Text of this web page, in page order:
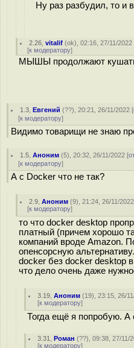
Ну раз разбудил, то и
2.26 ,vitalif (ok), 02:16, 27/11/2022
[к модератору]
МЫШЫ продолжают
1.3 ,Евгений (??), 20:21, 26/11/2022 [
[к модератору]
Видимо товарищи не знаю
1.5 ,Аноним (5), 20:32, 26/11/2022 [
[к модератору]
А с Docker что не так?
2.9 ,Аноним (9), 21:24, 26/11/
[к модератору]
то что docker desktop
платный (причем хорошо
компаний вроде Amazon.
опенсорсную
docker без docker desktop
что дело очень даже
3.19 ,Аноним (19), 23:15, 26/
[к модератору]
Тогда ещё я попробую. А
3.31 ,Роман (??), 09:38, 27/11/
[к модератору]